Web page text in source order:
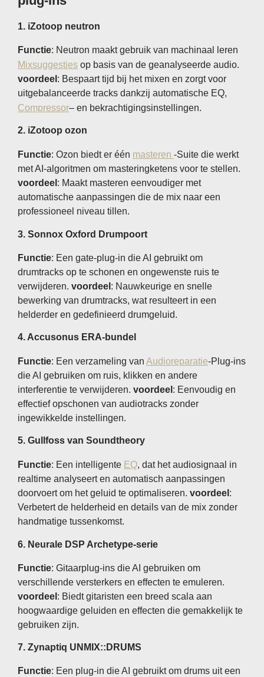
1. iZotoop neutron
Functie: Neutron maakt gebruik van machinaal leren
Mixsuggesties op basis van de geanalyseerde audio.
voordeel : Bespaart tijd bij het mixen en zorgt voor
uitgebalanceerde tracks dankzij automatische EQ,
Compressor– en bekrachtigingsinstellingen.
2. iZotoop ozon
Functie: Ozon biedt er één masteren -Suite die werkt
met AI-algoritmen om masteringketens voor te stellen.
voordeel : Maakt masteren eenvoudiger met
automatische aanpassingen die de mix naar een
professioneel niveau tillen.
3. Sonnox Oxford Drumpoort
Functie: Een gate-plug-in die AI gebruikt om
drumtracks op te schonen en ongewenste ruis te
verwijderen. voordeel : Nauwkeurige en snelle
bewerking van drumtracks, wat resulteert in een
helderder en gedefinieerd drumgeluid.
4. Accusonus ERA-bundel
Functie: Een verzameling van Audioreparatie-Plug-ins
die AI gebruiken om ruis, klikken en andere
interferentie te verwijderen. voordeel : Eenvoudig en
effectief opschonen van audiotracks zonder
ingewikkelde instellingen.
5. Gullfoss van Soundtheory
Functie: Een intelligente EQ, dat het audiosignaal in
realtime analyseert en automatisch aanpassingen
doorvoert om het geluid te optimaliseren. voordeel :
Verbetert de helderheid en details van de mix zonder
handmatige tussenkomst.
6. Neurale DSP Archetype-serie
Functie: Gitaarplug-ins die AI gebruiken om
verschillende versterkers en effecten te emuleren.
voordeel : Biedt gitaristen een breed scala aan
hoogwaardige geluiden en effecten die gemakkelijk te
gebruiken zijn.
7. Zynaptiq UNMIX::DRUMS
Functie: Een plug-in die AI gebruikt om drums uit een